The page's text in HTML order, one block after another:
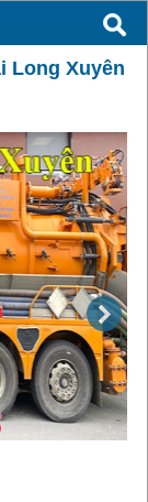
Long Xuyên